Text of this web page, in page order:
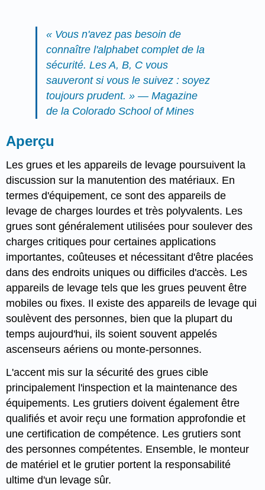
« Vous n'avez pas besoin de
connaître l'alphabet complet de la
sécurité. Les A, B, C vous
sauveront si vous le suivez : soyez
toujours prudent. » — Magazine
de la Colorado School of Mines
Aperçu
Les grues et les appareils de levage poursuivent la
discussion sur la manutention des matériaux. En
termes d'équipement, ce sont des appareils de
levage de charges lourdes et très polyvalents. Les
grues sont généralement utilisées pour soulever des
charges critiques pour certaines applications
importantes, coûteuses et nécessitant d'être placées
dans des endroits uniques ou difficiles d'accès. Les
appareils de levage tels que les grues peuvent être
mobiles ou fixes. Il existe des appareils de levage qui
soulèvent des personnes, bien que la plupart du
temps aujourd'hui, ils soient souvent appelés
ascenseurs aériens ou monte-personnes.
L'accent mis sur la sécurité des grues cible
principalement l'inspection et la maintenance des
équipements. Les grutiers doivent également être
qualifiés et avoir reçu une formation approfondie et
une certification de compétence. Les grutiers sont
des personnes compétentes. Ensemble, le monteur
de matériel et le grutier portent la responsabilité
ultime d'un levage sûr.